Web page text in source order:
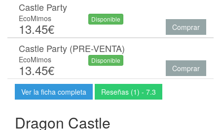
Castle Party
EcoMimos
13.45€
Disponible
Comprar
Castle Party (PRE-VENTA)
EcoMimos
13.45€
Disponible
Comprar
Ver la ficha completa Reseñas (1) - 7.3
Dragon Castle